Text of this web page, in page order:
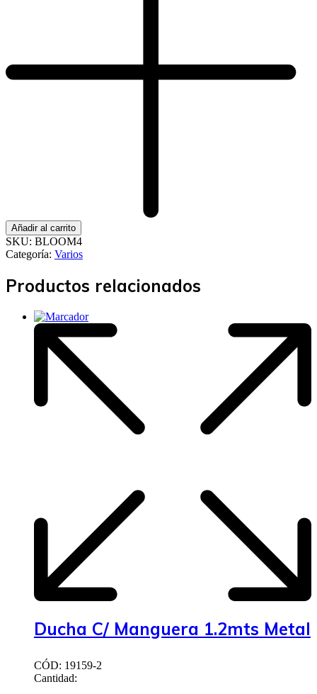
Añadir al carrito
SKU: BLOOM4
Categoría: Varios
Productos relacionados
Ducha C/ Manguera 1.2mts Metal
CÓD: 19159-2
Cantidad: